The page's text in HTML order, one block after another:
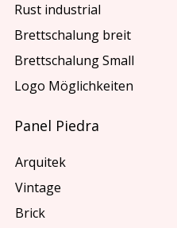
Rust industrial
Brettschalung breit
Brettschalung Small
Logo Möglichkeiten
Panel Piedra
Arquitek
Vintage
Brick